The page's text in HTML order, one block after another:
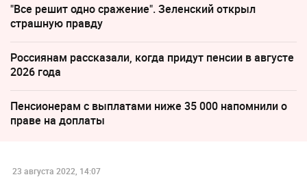
"Все решит одно сражение". Зеленский открыл
страшную правду
Россиянам рассказали, когда придут пенсии в августе
2026 года
Пенсионерам с выплатами ниже 35 000 напомнили о
праве на доплаты
23 августа 2022, 14:07